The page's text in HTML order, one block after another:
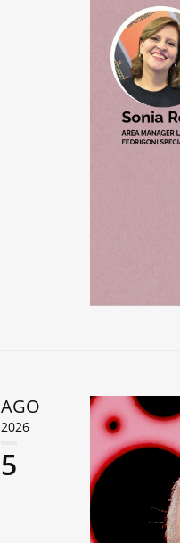
AGO
2026
5